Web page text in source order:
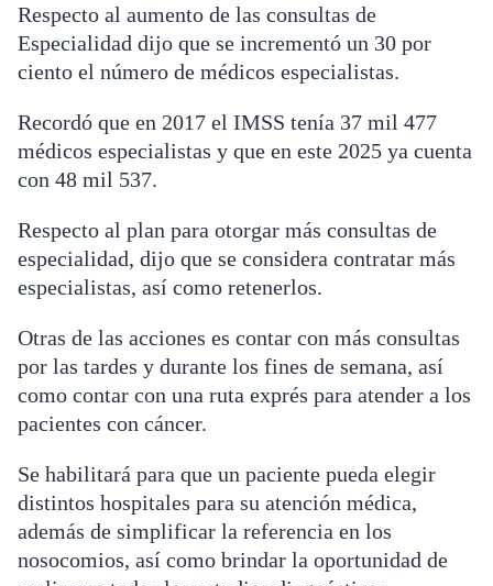
Respecto al aumento de las consultas de
Especialidad dijo que se incrementó un 30 por
ciento el número de médicos especialistas.
Recordó que en 2017 el IMSS tenía 37 mil 477
médicos especialistas y que en este 2025 ya cuenta
con 48 mil 537.
Respecto al plan para otorgar más consultas de
especialidad, dijo que se considera contratar más
especialistas, así como retenerlos.
Otras de las acciones es contar con más consultas
por las tardes y durante los fines de semana, así
como contar con una ruta exprés para atender a los
pacientes con cáncer.
Se habilitará para que un paciente pueda elegir
distintos hospitales para su atención médica,
además de simplificar la referencia en los
nosocomios, así como brindar la oportunidad de